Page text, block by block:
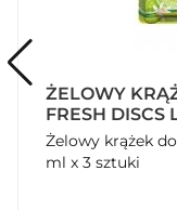
ŻELOWY
FRESH DISCS
Żelowy krążek
ml x 3 sztuki